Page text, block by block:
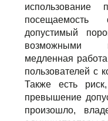
использование
посещаемость
допустимый
возможными
медленная
пользователей с
Также есть
превышение
произошло,